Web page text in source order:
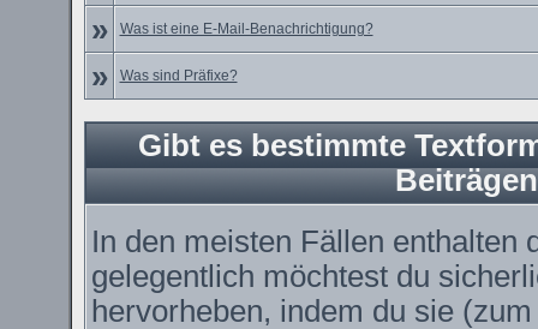
» Was ist eine E-Mail-Benachrichtigung?
» Was sind Präfixe?
Gibt es bestimmte
In den meisten Fällen enthalten
gelegentlich möchtest du
hervorheben, indem du sie